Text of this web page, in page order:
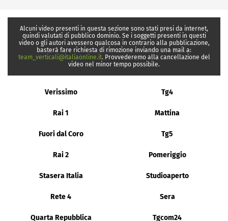
Alcuni video presenti in questa sezione sono stati presi da internet,
quindi valutati di pubblico dominio. Se i soggetti presenti in questi
video o gli autori avessero qualcosa in contrario alla pubblicazione,
basterà fare richiesta di rimozione inviando una mail a:
team_verticali@italiaonline.it. Provvederemo alla cancellazione del
video nel minor tempo possibile.
Verissimo Tg4
Rai 1 Mattina
Fuori dal Coro Tg5
Rai 2 Pomeriggio
Stasera Italia Studioaperto
Rete 4 Sera
Quarta Repubblica Tgcom24